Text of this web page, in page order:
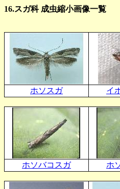
16.スガ科 成虫縮小画像一覧
ホソスガ イ
ホソバコスガ ホ